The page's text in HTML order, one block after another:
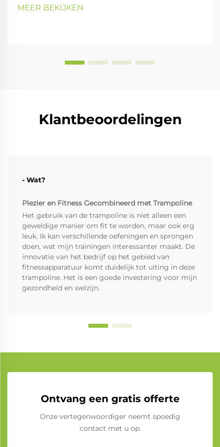
MEER BEKIJKEN
Klantbeoordelingen
- Wat?
Plezier en Fitness Gecombineerd met Trampoline
Het gebruik van de trampoline is niet alleen een
geweldige manier om fit te worden, maar ook erg
leuk. Ik kan verschillende oefeningen en sprongen
doen, wat mijn trainingen interessanter maakt. De
innovatie van het bedrijf op het gebied van
fitnessapparatuur komt duidelijk tot uiting in deze
trampoline. Het is een goede investering voor mijn
gezondheid en welzijn.
Ontvang een gratis offerte
Onze vertegenwoordiger neemt spoedig
contact met u op.